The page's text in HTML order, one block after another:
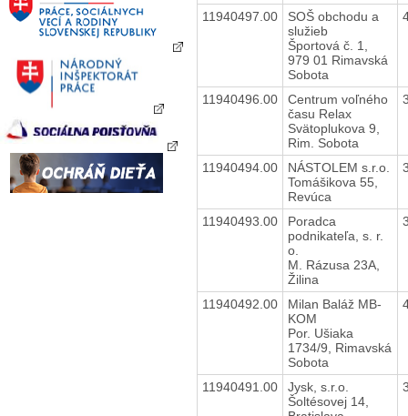
11940497.00
SOŠ obchodu a
služieb
Športová č. 1,
979 01 Rimavská
Sobota
11940496.00
Centrum voľného
času Relax
Svätoplukova 9,
Rim. Sobota
11940494.00
NÁSTOLEM s.r.o.
Tomášikova 55,
Revúca
11940493.00
Poradca
podnikateľa, s. r.
o.
M. Rázusa 23A,
Žilina
11940492.00
Milan Baláž MB-
KOM
Por. Ušiaka
1734/9, Rimavská
Sobota
11940491.00
Jysk, s.r.o.
Šoltésovej 14,